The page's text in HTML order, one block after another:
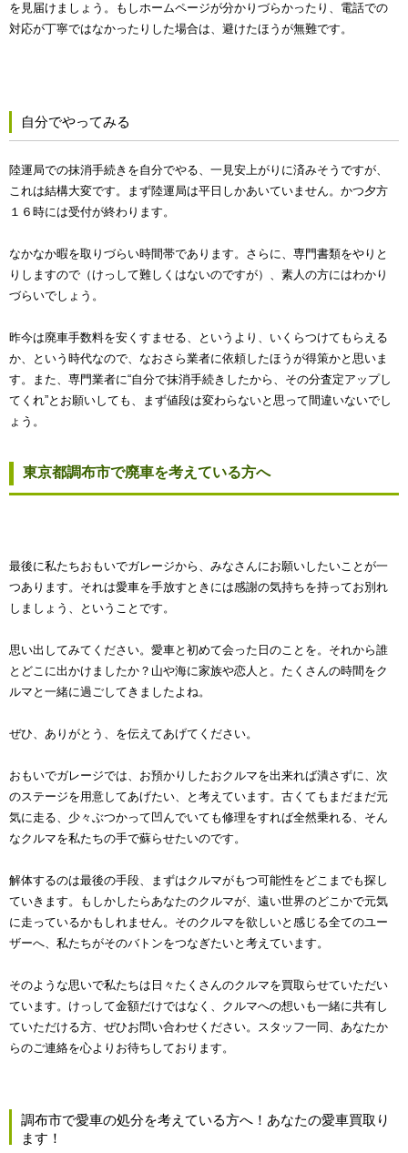
を見届けましょう。もしホームページが分かりづらかったり、電話での
対応が丁寧ではなかったりした場合は、避けたほうが無難です。
自分でやってみる
陸運局での抹消手続きを自分でやる、一見安上がりに済みそうですが、
これは結構大変です。まず陸運局は平日しかあいていません。かつ夕方
１６時には受付が終わります。
なかなか暇を取りづらい時間帯であります。さらに、専門書類をやりと
りしますので（けっして難しくはないのですが）、素人の方にはわかり
づらいでしょう。
昨今は廃車手数料を安くすませる、というより、いくらつけてもらえる
か、という時代なので、なおさら業者に依頼したほうが得策かと思いま
す。また、専門業者に“自分で抹消手続きしたから、その分査定アップし
てくれ”とお願いしても、まず値段は変わらないと思って間違いないでし
ょう。
東京都調布市で廃車を考えている方へ
最後に私たちおもいでガレージから、みなさんにお願いしたいことが一
つあります。それは愛車を手放すときには感謝の気持ちを持ってお別れ
しましょう、ということです。
思い出してみてください。愛車と初めて会った日のことを。それから誰
とどこに出かけましたか？山や海に家族や恋人と。たくさんの時間をク
ルマと一緒に過ごしてきましたよね。
ぜひ、ありがとう、を伝えてあげてください。
おもいでガレージでは、お預かりしたおクルマを出来れば潰さずに、次
のステージを用意してあげたい、と考えています。古くてもまだまだ元
気に走る、少々ぶつかって凹んでいても修理をすれば全然乗れる、そん
なクルマを私たちの手で蘇らせたいのです。
解体するのは最後の手段、まずはクルマがもつ可能性をどこまでも探し
ていきます。もしかしたらあなたのクルマが、遠い世界のどこかで元気
に走っているかもしれません。そのクルマを欲しいと感じる全てのユー
ザーへ、私たちがそのバトンをつなぎたいと考えています。
そのような思いで私たちは日々たくさんのクルマを買取らせていただい
ています。けっして金額だけではなく、クルマへの想いも一緒に共有し
ていただける方、ぜひお問い合わせください。スタッフ一同、あなたか
らのご連絡を心よりお待ちしております。
調布市で愛車の処分を考えている方へ！あなたの愛車買取り
ます！